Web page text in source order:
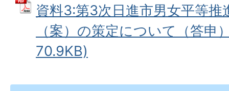
資料3:第3次日進市男女平等
（案）の策定について（答申
70.9KB)